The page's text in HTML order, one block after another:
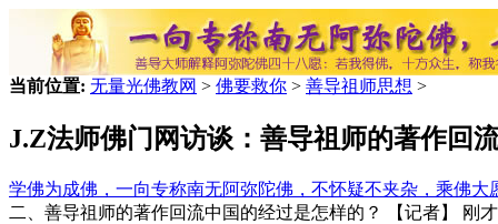
当前位置: 无量光佛教网 > 佛要救你 > 善导祖师思想 >
J.Z法师佛门网访谈：善导祖师的著作回
学佛为成佛，一向专称南无阿弥陀佛，不怀疑不夹杂，乘佛大
二、善导祖师的著作回流中国的经过是怎样的？ 【记者】 刚